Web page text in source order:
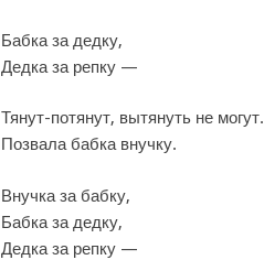
Бабка за дедку,
Дедка за репку —
Тянут-потянут, вытянуть не могут.
Позвала бабка внучку.
Внучка за бабку,
Бабка за дедку,
Дедка за репку —